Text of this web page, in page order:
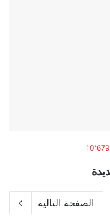
10٬679
الصفحة التالية